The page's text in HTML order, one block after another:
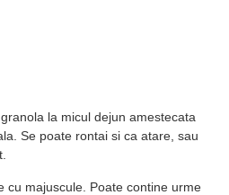
la micul dejun amestecata
Se poate rontai si ca atare, sau
cu majuscule. Poate contine urme